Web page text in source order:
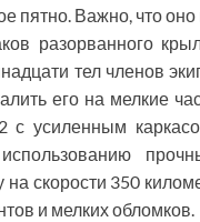
пятно. Важно, что
разорванного
тел членов
его на мелкие
с усиленным
скорости 350
и мелких обломков.